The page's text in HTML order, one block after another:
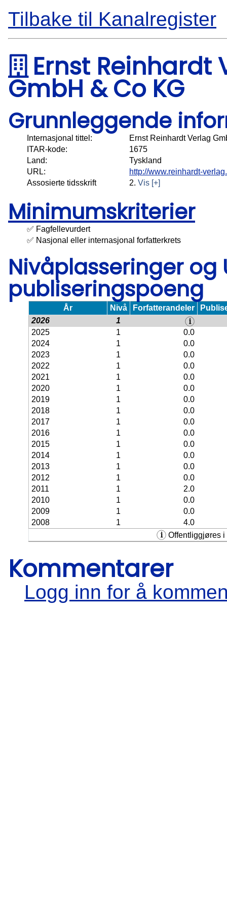
Tilbake til Kanalregister
Ernst Reinhardt
GmbH & Co KG
Grunnleggende
Internasjonal tittel:
Ernst Reinhardt Verlag
ITAR-kode:
1675
Land:
Tyskland
URL:
http://www.reinhardt-
Assosierte tidsskrift
2. Vis [+]
Minimumskriterier
✅ Fagfellevurdert
✅ Nasjonal eller internasjonal forfatterkrets
Nivåplasseringer og
publiseringspoeng
År Nivå Forfatterandeler
2026
1
2025
1
0.0
2024
1
0.0
2023
1
0.0
2022
1
0.0
2021
1
0.0
2020
1
0.0
2019
1
0.0
2018
1
0.0
2017
1
0.0
2016
1
0.0
2015
1
0.0
2014
1
0.0
2013
1
0.0
2012
1
0.0
2011
1
2.0
2010
1
0.0
2009
1
0.0
2008
1
4.0
Offentliggjøres i
Kommentarer
Logg inn for å